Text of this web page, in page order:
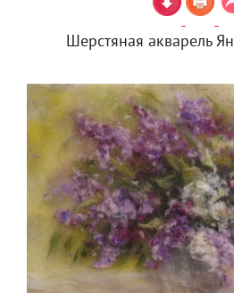
Шерстяная акварель